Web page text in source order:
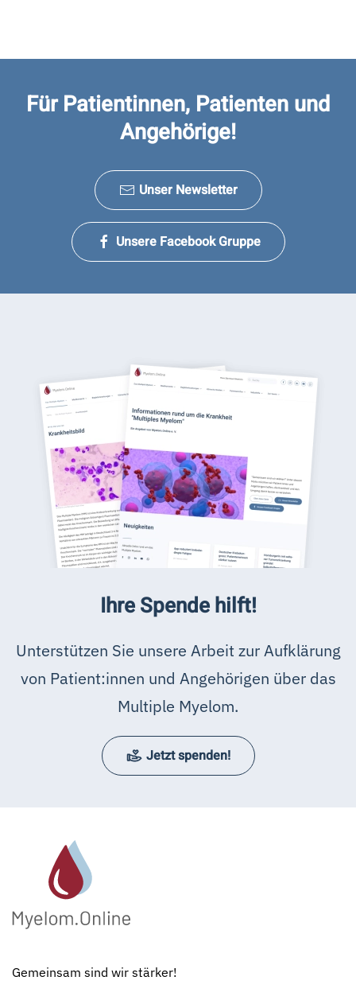
Für Patientinnen, Patienten und
Angehörige!
Unser Newsletter
Unsere Facebook Gruppe
Ihre Spende hilft!
Unterstützen Sie unsere Arbeit zur Aufklärung
von Patient:innen und Angehörigen über das
Multiple Myelom.
Jetzt spenden!
Gemeinsam sind wir stärker!